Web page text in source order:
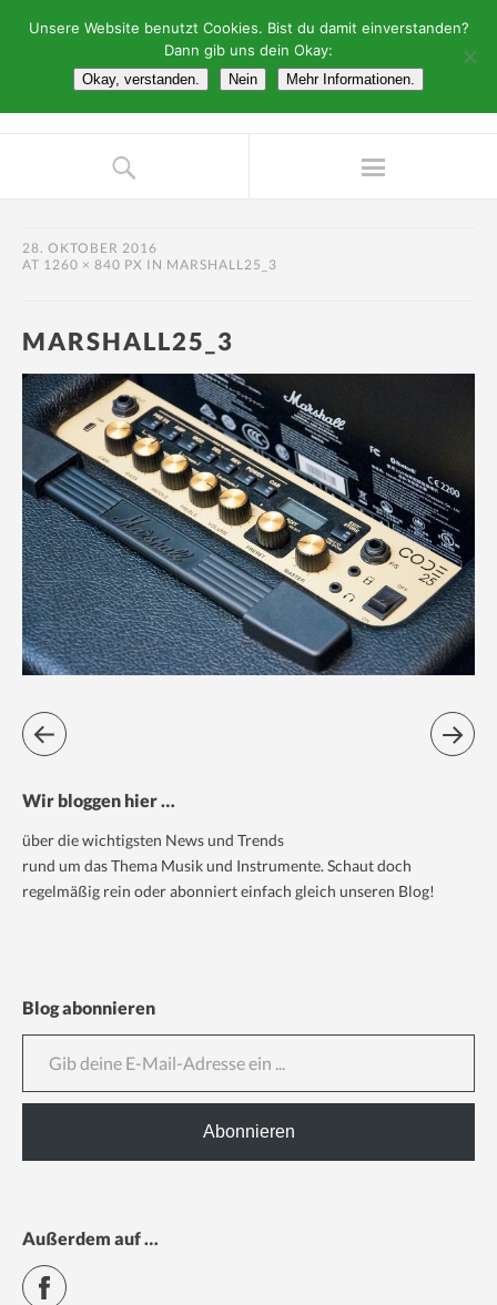
28. OKTOBER 2016
AT 1260 × 840 PX IN MARSHALL25_3
MARSHALL25_3
Wir bloggen hier …
über die wichtigsten News und Trends
rund um das Thema Musik und Instrumente. Schaut doch
regelmäßig rein oder abonniert einfach gleich unseren Blog!
Blog abonnieren
Gib deine E-Mail-Adresse ein ...
Abonnieren
Außerdem auf …
Facebook
Unsere Website benutzt Cookies. Bist du damit einverstanden?
Dann gib uns dein Okay:
Okay, verstanden. Nein Mehr Informationen.